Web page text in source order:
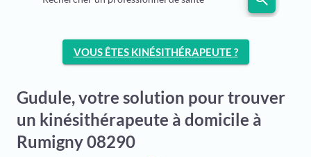
VOUS ÊTES KINÉSITHÉRAPEUTE ?
Gudule, votre solution pour trouver
un kinésithérapeute à domicile à
Rumigny 08290